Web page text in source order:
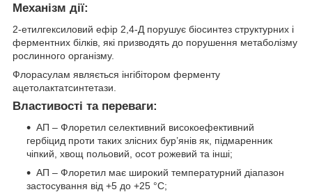
Механізм дії:
2-етилгексиловий ефір 2,4-Д порушує біосинтез структурних і
ферментних білків, які призводять до порушення метаболізму
рослинного організму.
Флорасулам являється інгібітором ферменту
ацетолактатсинтетази.
Властивості та переваги:
АП – Флоретил селективний високоефективний
гербіцид проти таких злісних бур’янів як, підмаренник
чіпкий, хвощ польовий, осот рожевий та інші;
АП – Флоретил має широкий температурний діапазон
застосування від +5 до +25 °С;